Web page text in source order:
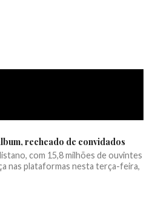
recheado de convidados
com 15,8 milhões de ouvintes
nas plataformas nesta terça-feira,